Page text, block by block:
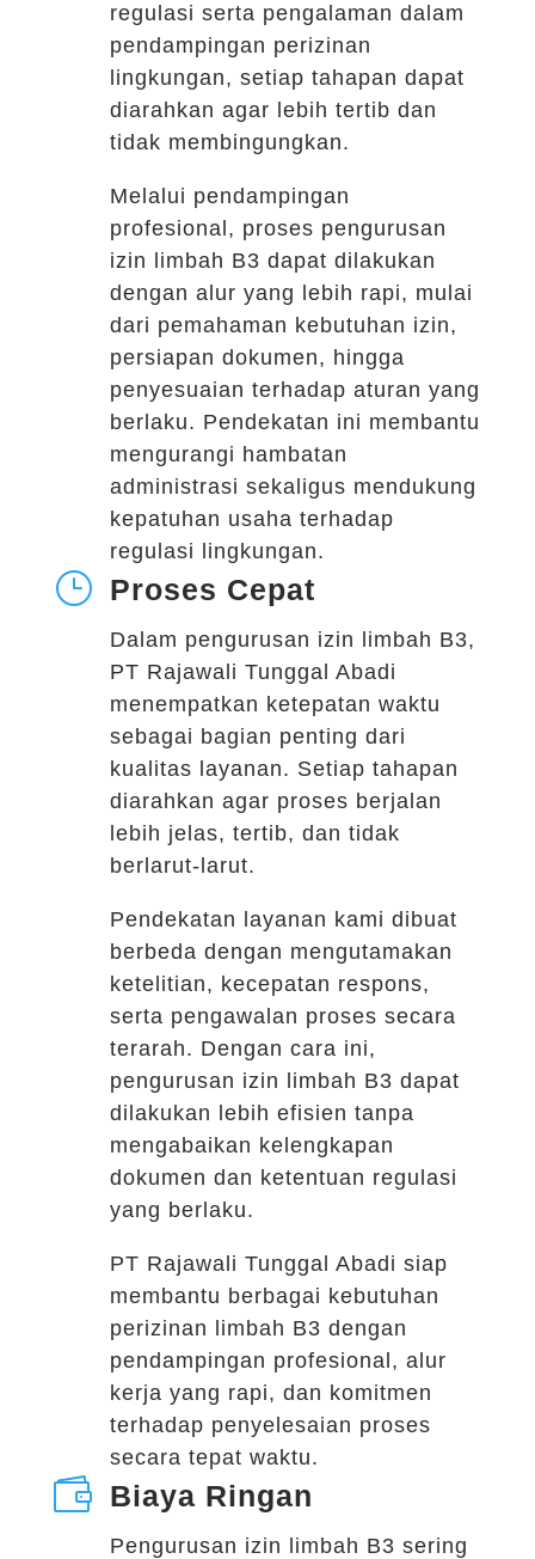
regulasi serta pengalaman dalam
pendampingan perizinan
lingkungan, setiap tahapan dapat
diarahkan agar lebih tertib dan
tidak membingungkan.
Melalui pendampingan
profesional, proses pengurusan
izin limbah B3 dapat dilakukan
dengan alur yang lebih rapi, mulai
dari pemahaman kebutuhan izin,
persiapan dokumen, hingga
penyesuaian terhadap aturan yang
berlaku. Pendekatan ini membantu
mengurangi hambatan
administrasi sekaligus mendukung
kepatuhan usaha terhadap
regulasi lingkungan.
} Proses Cepat
Dalam pengurusan izin limbah B3,
PT Rajawali Tunggal Abadi
menempatkan ketepatan waktu
sebagai bagian penting dari
kualitas layanan. Setiap tahapan
diarahkan agar proses berjalan
lebih jelas, tertib, dan tidak
berlarut-larut.
Pendekatan layanan kami dibuat
berbeda dengan mengutamakan
ketelitian, kecepatan respons,
serta pengawalan proses secara
terarah. Dengan cara ini,
pengurusan izin limbah B3 dapat
dilakukan lebih efisien tanpa
mengabaikan kelengkapan
dokumen dan ketentuan regulasi
yang berlaku.
PT Rajawali Tunggal Abadi siap
membantu berbagai kebutuhan
perizinan limbah B3 dengan
pendampingan profesional, alur
kerja yang rapi, dan komitmen
terhadap penyelesaian proses
secara tepat waktu.
 Biaya Ringan
Pengurusan izin limbah B3 sering